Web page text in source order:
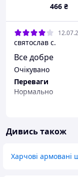
466 ₴
святослав с.
Все добре
Очікувано
Переваги
Нормально
Дивись також
Харчові армовані